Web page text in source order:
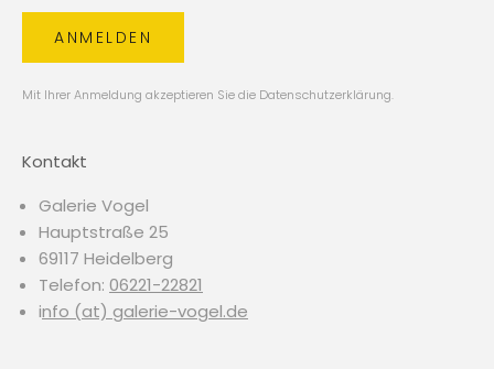
ANMELDEN
Mit Ihrer Anmeldung akzeptieren Sie die Datenschutzerklärung.
Kontakt
Galerie Vogel
Hauptstraße 25
69117 Heidelberg
Telefon: 06221-22821
info (at) galerie-vogel.de